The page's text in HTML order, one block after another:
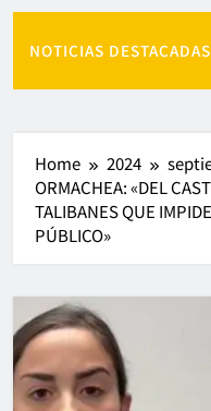
NOTICIAS DESTACADAS
Home 2024
ORMACHEA: «DEL
TALIBANES QUE
PÚBLICO»